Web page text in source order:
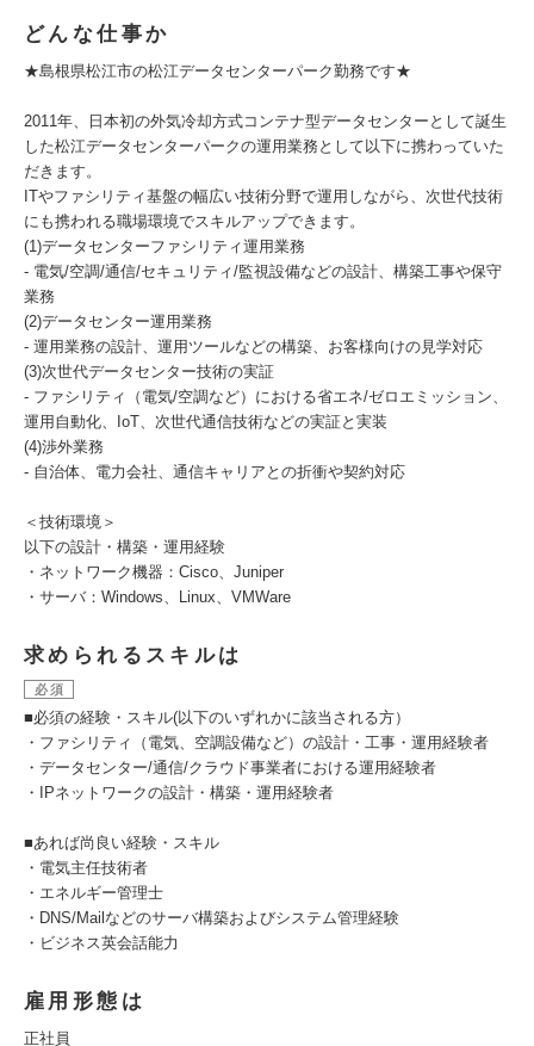
どんな仕事か
★島根県松江市の松江データセンターパーク勤務です★
2011年、日本初の外気冷却方式コンテナ型データセンターとして誕生
した松江データセンターパークの運用業務として以下に携わっていた
だきます。
ITやファシリティ基盤の幅広い技術分野で運用しながら、次世代技術
にも携われる職場環境でスキルアップできます。
(1)データセンターファシリティ運用業務
- 電気/空調/通信/セキュリティ/監視設備などの設計、構築工事や保守
業務
(2)データセンター運用業務
- 運用業務の設計、運用ツールなどの構築、お客様向けの見学対応
(3)次世代データセンター技術の実証
- ファシリティ（電気/空調など）における省エネ/ゼロエミッション、
運用自動化、IoT、次世代通信技術などの実証と実装
(4)渉外業務
- 自治体、電力会社、通信キャリアとの折衝や契約対応
＜技術環境＞
以下の設計・構築・運用経験
・ネットワーク機器：Cisco、Juniper
・サーバ：Windows、Linux、VMWare
求められるスキルは
必須
■必須の経験・スキル(以下のいずれかに該当される方）
・ファシリティ（電気、空調設備など）の設計・工事・運用経験者
・データセンター/通信/クラウド事業者における運用経験者
・IPネットワークの設計・構築・運用経験者
■あれば尚良い経験・スキル
・電気主任技術者
・エネルギー管理士
・DNS/Mailなどのサーバ構築およびシステム管理経験
・ビジネス英会話能力
雇用形態は
正社員